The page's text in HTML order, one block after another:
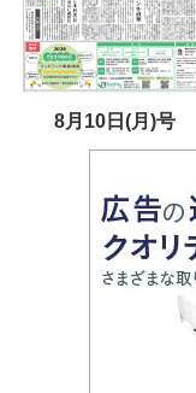
8月10日(月)号